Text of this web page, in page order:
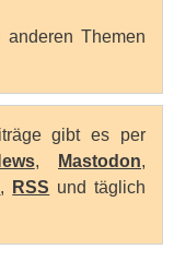
anderen Themen
gibt es per
, Mastodon,
, RSS und täglich